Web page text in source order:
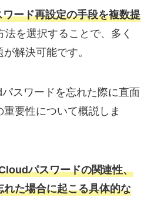
ード再設定の手段を複数提
を選択することで、多く
解決可能です。
スワードを忘れた際に直面
要性について概説しま
パスワードの関連性、
た場合に起こる具体的な